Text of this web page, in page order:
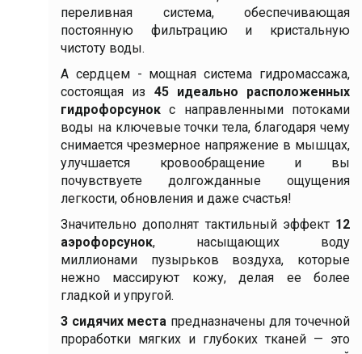
переливная система, обеспечивающая
постоянную фильтрацию и кристальную
чистоту воды.
А сердцем - мощная система гидромассажа,
состоящая из 45 идеально расположенных
гидрофорсунок с направленными потоками
воды на ключевые точки тела, благодаря чему
снимается чрезмерное напряжение в мышцах,
улучшается кровообращение и вы
почувствуете долгожданные ощущения
легкости, обновления и даже счастья!
Значительно дополнят тактильный эффект 12
аэрофорсунок, насыщающих воду
миллионами пузырьков воздуха, которые
нежно массируют кожу, делая ее более
гладкой и упругой.
3 сидячих места предназначены для точечной
проработки мягких и глубоких тканей — это